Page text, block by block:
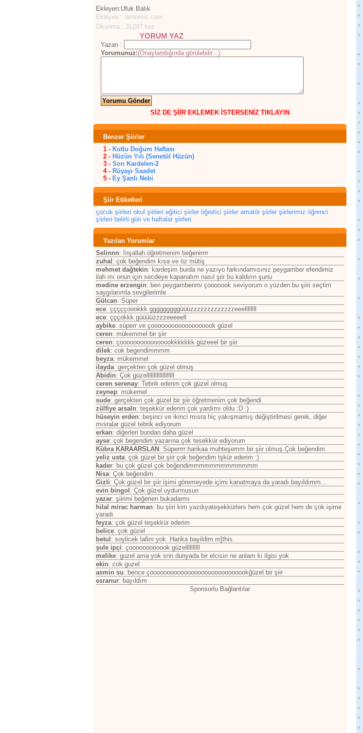
Ekleyen:Ufuk Balık
Ekleyen : dersimiz.com
Okunma : 31297 kez
YORUM YAZ
Yazan :
Yorumunuz:(Onaylandığında görülebilir...)
SİZ DE ŞİİR EKLEMEK İSTERSENİZ TIKLAYIN
Benzer Şiirler
1 - Kutlu Doğum Haftası
2 - Hüzün Yılı (Senetül Hüzün)
3 - Son Kardelen-2
4 - Rüyayı Saadet
5 - Ey Şanlı Nebi
Şiir Etiketleri
çocuk şiirleri okul şiirleri eğitici şiirler öğretici şiirler amatör şiirler şiirlerimiz öğrenci
şiirleri belirli gün ve haftalar şiirleri
Yazılan Yorumlar
Selinnn: İnşallah öğretmenim beğenirrrr
zuhal : çok beğendim kısa ve öz mütiş
mehmet dağtekin: kardeşim burda ne yazıyo farkındamısınız peygamber efendimiz
ilah mı onun için secdeye kapanalım nasıl şiir bu kaldırın şunu
medine erzengin: ben peygamberimi çooooook seviyorum o yüzden bu şiiri seçtim
saygılarımla sevgilerimle
Gülcan: Süper
ece: çççççoookkk gggggggggüüüzzzzzzzzzzzzzeeellllllll
ece: çççokkk güüüüzzzzeeeeell
aybike: süperr ve çooooooooooooooooook güzel
ceren: mükemmel bir şiir
ceren: çoooooooooooooookkkkkkk güzeeel bir şiir
dilek: cok begendimmmm
beyza: mükemmel
ilayda: gerçekten çok güzel olmuş
Abidin: Çok güzelllllllllllllllllll
ceren serenay: Tebrik ederim çok güzel olmuş
zeynep: mükemel
sude: gerçekten çok güzel bir şiir öğretmenim çok beğendi
zülfiye arsaln: teşekkür ederim çok yardımı oldu :D :)
hüseyin erden: beşinci ve ikinci mısra hiç yakışmamış değiştirilmesi gerek, diğer
mısralar güzel tebrik ediyorum
erkan: diğerleri bundan daha güzel
ayse: çok begendim yazarına çok tesekkür ediyorum
Kübra KARAARSLAN : Süperrrr harikaa muhteşemm bir şiir olmuş.Çok beğendim.
yeliz usta: çok güzel bir şiir çok beğendim tşkür ederim :)
kader: bu çok güzel çok beğendimmmmmmmmmmmmm
Nisa: Çok beğendim
Gizli: Çok güzel bir şiir işimi göremeyede içimi kanatmaya da yaradı.bayıldımm...
evin bingol : Çok güzel uydurmusun
yazar: şiirimi beğenen bukadarmı
hilal mirac harman: bu şiiri kim yazdıyateşekkürlers hem çok güzel hem de çok işime
yaradı
feyza: çok güzel teşekkür ederim
belice: çok güzel
betul : soylicek lafim yok. Harika bayildim m]this.
şule ipçi: çoooooooooook güzellllllllll
melike: guzel ama yok snn dunyada bir elcisin ne anlam ki ilgisi yok
ekin: cok guzel
asmin su: bence çooooooooooooooooooooooooooookğüzel bir şiir
esranur: bayıldım
Sponsorlu Bağlantılar